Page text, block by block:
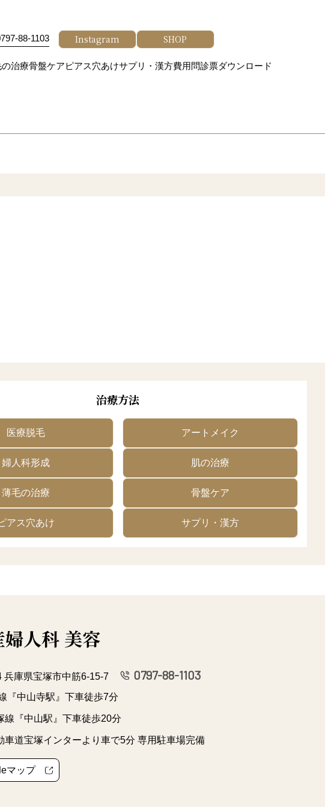
88-1103 Instagram SHOP
治療骨盤ケアピアス穴あけサプリ・漢方費用問診票ダウンロード
治療方法
医療脱毛 アートメイク
婦人科形成 肌の治療
薄毛の治療 骨盤ケア
アス穴あけ サプリ・漢方
婦人科 美容
兵庫県宝塚市中筋6-15-7 0797-88-1103
『中山寺駅』下車徒歩7分
線『中山駅』下車徒歩20分
車道宝塚インターより車で5分 専用駐車場完備
マップ